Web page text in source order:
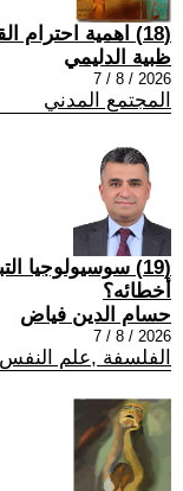
(18) اهمية احترام القانون في الحياة اليومية
ظبية الدليمي
2026 / 8 / 7
المجتمع المدني
(19) سوسيولوجيا
أخطائه؟
حسام الدين فياض
2026 / 8 / 7
الفلسفة ,علم